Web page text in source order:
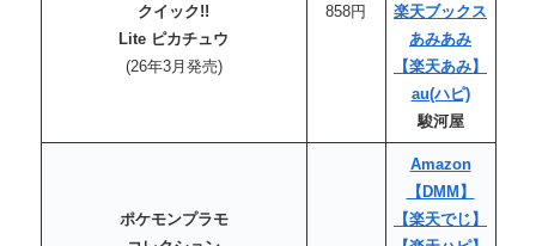
クイック!!
Lite ピカチュウ
(26年3月発売)
858円
楽天ブックス
あみあみ
【楽天あみ】
au(ハピ)
駿河屋
ポケモンプラモ
Amazon
【DMM】
【楽天でじ】